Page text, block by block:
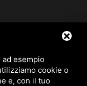
esempio
cookie o
e, con il tuo